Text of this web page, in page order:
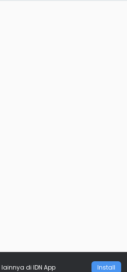
lainnya di IDN App Install